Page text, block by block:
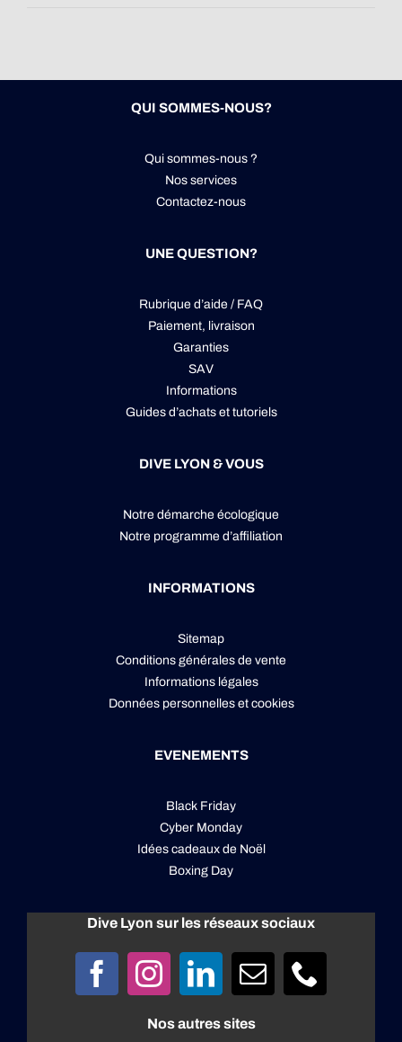
QUI SOMMES-NOUS?
Qui sommes-nous ?
Nos services
Contactez-nous
UNE QUESTION?
Rubrique d’aide / FAQ
Paiement, livraison
Garanties
SAV
Informations
Guides d’achats et tutoriels
DIVE LYON & VOUS
Notre démarche écologique
Notre programme d’affiliation
INFORMATIONS
Sitemap
Conditions générales de vente
Informations légales
Données personnelleset cookies
EVENEMENTS
Black Friday
Cyber Monday
Idées cadeaux de Noël
Boxing Day
Dive Lyon sur les réseaux sociaux
Nos autres sites